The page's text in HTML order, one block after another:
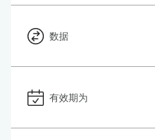
数据
有效期为